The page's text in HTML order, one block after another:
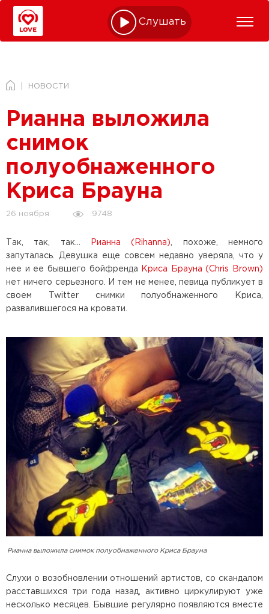
Слушать online
НОВОСТИ
Рианна выложила
снимок
полуобнаженного
Криса Брауна
26 ноября 9748
Так, так, так… Рианна (Rihanna)
, похоже, немного
запуталась. Девушка еще совсем недавно уверяла, что у
нее и ее бывшего бойфренда
Криса Брауна (Chris Brown)
нет ничего серьезного. И тем не менее, певица публикует в
своем Twitter снимки полуобнаженного Криса,
развалившегося на кровати.
Рианна выложила снимок полуобнаженного Криса Брауна
Слухи о возобновлении отношений артистов, со скандалом
расставшихся три года назад, активно циркулируют уже
несколько месяцев. Бывшие регулярно появляются вместе